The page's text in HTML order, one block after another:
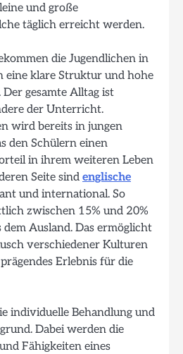
und große
täglich erreicht werden.
die Jugendlichen in
eine klare Struktur und hohe
gesamte Alltag ist
der Unterricht.
wird bereits in jungen
den Schülern einen
in ihrem weiteren Leben
Seite sind englische
und international. So
zwischen 15% und 20%
Ausland. Das ermöglicht
verschiedener Kulturen
Erlebnis für die
individuelle Behandlung und
Dabei werden die
Fähigkeiten eines